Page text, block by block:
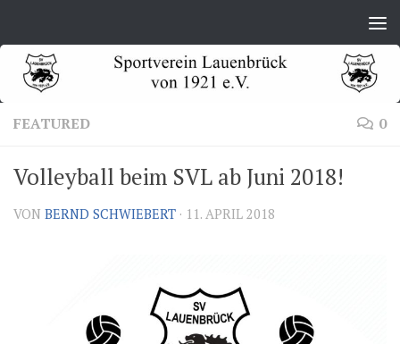
FEATURED 0
Volleyball beim SVL ab Juni 2018!
VON BERND SCHWIEBERT · 11. APRIL 2018